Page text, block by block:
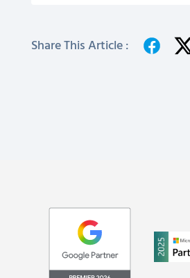
Share This Article :